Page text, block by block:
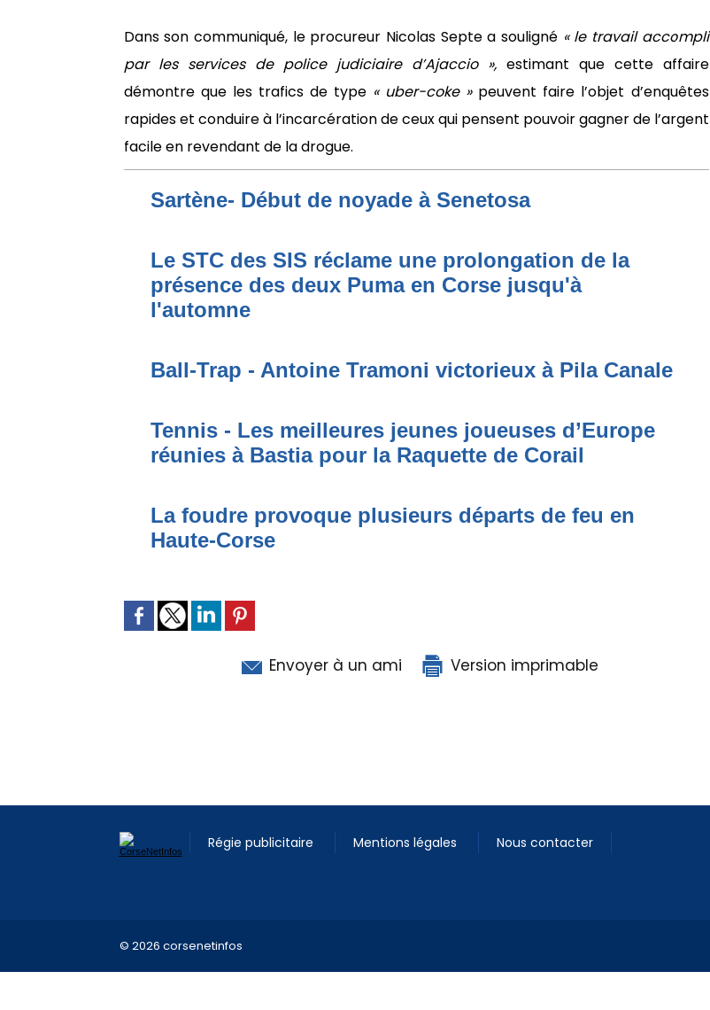
Dans son communiqué, le procureur Nicolas Septe a souligné « le travail accompli
par les services de police judiciaire d’Ajaccio »,estimant que cette affaire
démontre que les trafics de type « uber-coke »peuvent faire l’objet d’enquêtes
rapides et conduire à l’incarcération de ceux qui pensent pouvoir gagner de l’argent
facile en revendant de la drogue.
Sartène- Début de noyade à Senetosa
Le STC des SIS réclame une prolongation de la
présence des deux Puma en Corse jusqu'à
l'automne
Ball-Trap - Antoine Tramoni victorieux à Pila Canale
Tennis - Les meilleures jeunes joueuses d’Europe
réunies à Bastia pour la Raquette de Corail
La foudre provoque plusieurs départs de feu en
Haute-Corse
Envoyer à un ami Version imprimable
Régie publicitaire Mentions légales Nous contacter
© 2026 corsenetinfos